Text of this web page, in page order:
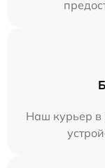
Наш курьер в